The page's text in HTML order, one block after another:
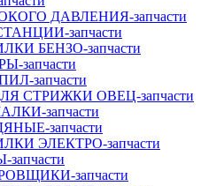
ДАВЛЕНИЯ-запчасти
запчасти
БЕНЗО-запчасти
запчасти
запчасти
СТРИЖКИ ОВЕЦ-запчасти
запчасти
запчасти
ЭЛЕКТРО-запчасти
запчасти